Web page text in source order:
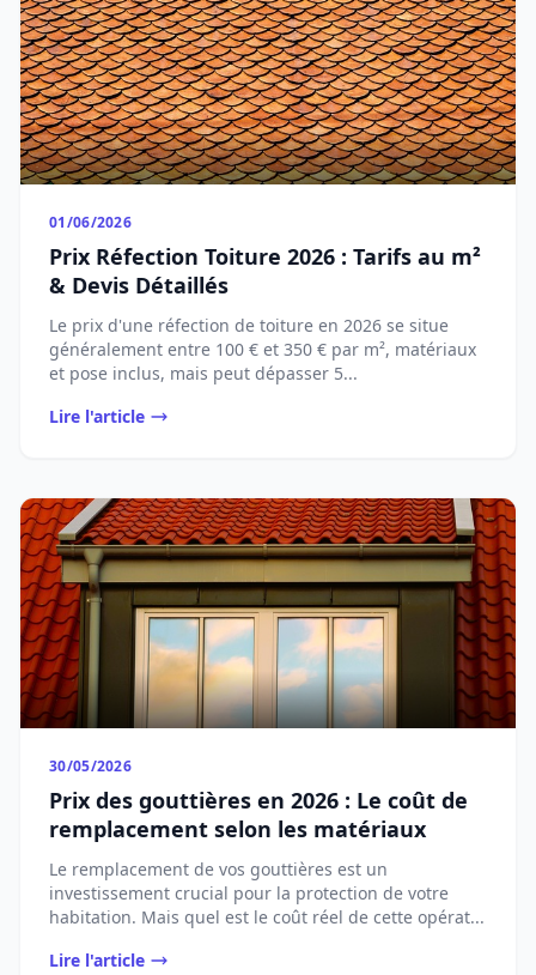
01/06/2026
Prix Réfection Toiture 2026 : Tarifs au m²
& Devis Détaillés
Le prix d'une réfection de toiture en 2026 se situe
généralement entre 100 € et 350 € par m², matériaux
et pose inclus, mais peut dépasser 5...
Lire l'article
30/05/2026
Prix des gouttières en 2026 : Le coût de
remplacement selon les matériaux
Le remplacement de vos gouttières est un
investissement crucial pour la protection de votre
habitation. Mais quel est le coût réel de cette opérat...
Lire l'article